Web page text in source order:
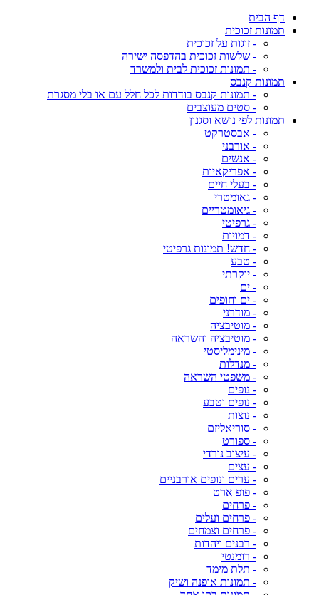
דף הבית
תמונות זכוכית
- זוגות על זכוכית
- שלשות זכוכית בהדפסה ישירה
- תמונות זכוכית לבית ולמשרד
תמונות קנבס
- תמונות קנבס בודדות לכל חלל עם או בלי מסגרת
- סטים מעוצבים
תמונות לפי נושא וסגנון
- אבסטרקט
- אורבני
- אנשים
- אפריקאיות
- בעלי חיים
- גאומטרי
- גיאומטריים
- גרפיטי
- דמויות
- חדש! תמונות גרפיטי
- טבע
- יוקרתי
- ים
- ים וחופים
- מודרני
- מוטיבציה
- מוטיבציה והשראה
- מינימליסטי
- מנדלות
- משפטי השראה
- נופים
- נופים וטבע
- נוצות
- סוריאליזם
- ספורט
- עיצוב נורדי
- עצים
- ערים ונופים אורבניים
- פופ ארט
- פרחים
- פרחים ועלים
- פרחים וצמחים
- רבנים ויהדות
- רומנטי
- תלת מימד
- תמונות אופנה ושיק